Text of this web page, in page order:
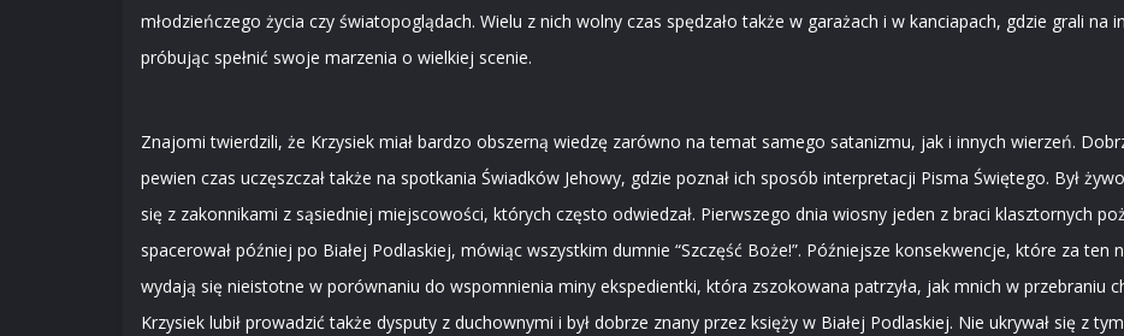
młodzieńczego życia czy światopoglądach. Wielu z nich wolny czas spędzało także w garażach i w kanciapach, gdzie grali
próbując spełnić swoje marzenia o wielkiej scenie.
Znajomi twierdzili, że Krzysiek miał bardzo obszerną wiedzę zarówno na temat samego satanizmu, jak i innych wierzeń.
pewien czas uczęszczał także na spotkania Świadków Jehowy, gdzie poznał ich sposób interpretacji Pisma Świętego. Był
się z zakonnikami z sąsiedniej miejscowości, których często odwiedzał. Pierwszego dnia wiosny jeden z braci klasztornych
spacerował później po Białej Podlaskiej, mówiąc wszystkim dumnie “Szczęść Boże!”. Późniejsze konsekwencje, które za ten
wydają się nieistotne w porównaniu do wspomnienia miny ekspedientki, która zszokowana patrzyła, jak mnich w przebraniu
Krzysiek lubił prowadzić także dysputy z duchownymi i był dobrze znany przez księży w Białej Podlaskiej. Nie ukrywał się z